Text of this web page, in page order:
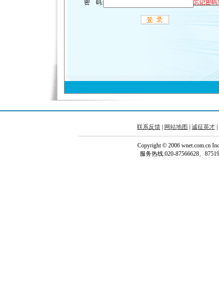
密 码: 忘记密码?
联系反馈 网站地图 诚征英才
Copyright © 2006 wnet.com.cn
服务热线:020-87566628、